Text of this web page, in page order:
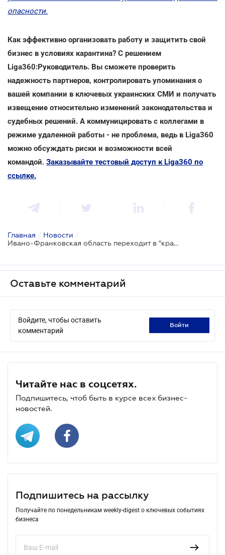
опасности.
Как эффективно организовать работу и защитить свой
бизнес в условиях карантина? С решением
Liga360:Руководитель. Вы сможете проверить
надежность партнеров, контролировать упоминания о
вашей компании в ключевых украинских СМИ и получать
извещение относительно изменений законодательства и
судебных решений. А коммуницировать с коллегами в
режиме удаленной работы - не проблема, ведь в Liga360
можно обсуждать риски и возможности всей
командой. Заказывайте тестовый доступ к Liga360 по
ссылке.
Главная / Новости /
Ивано-Франковская область переходит в "красную" зону с 26 февраля
Оставьте комментарий
Войдите, чтобы оставить
комментарий
войти
Читайте нас в соцсетях.
Подпишитесь, чтоб быть в курсе всех бизнес-
новостей.
Подпишитесь на рассылку
Получайте по понедельникам weekly-digest о ключевых событиях
бизнеса